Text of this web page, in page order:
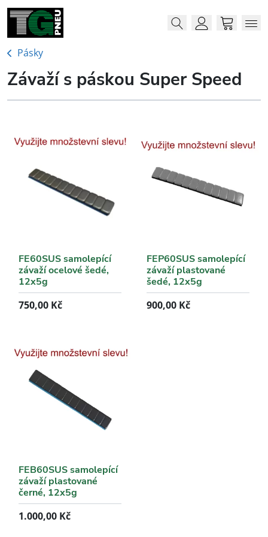
Pásky
Závaží s páskou Super Speed
FE60SUS samolepící
závaží ocelové šedé,
12x5g
750,00 Kč
FEP60SUS samolepící
závaží plastované
šedé, 12x5g
900,00 Kč
FEB60SUS samolepící
závaží plastované
černé, 12x5g
1.000,00 Kč